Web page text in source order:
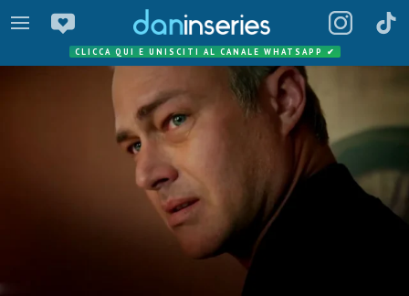
CLICCA QUI E UNISCITI AL CANALE WHATSAPP ✔